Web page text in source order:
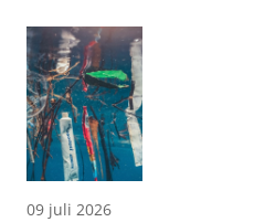
09 juli 2026